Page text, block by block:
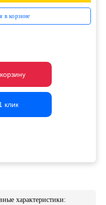
в корзине
клик
характеристики: